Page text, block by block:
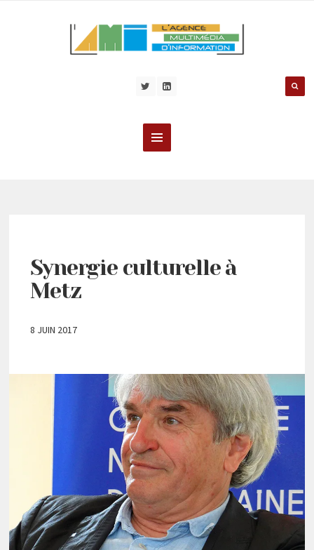
Synergie culturelle à
Metz
8 JUIN 2017